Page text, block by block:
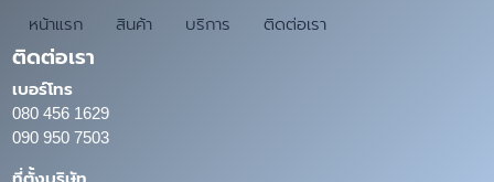
หน้าแรก สินค้า บริการ ติดต่อเรา
ติดต่อเรา
เบอร์โทร
080 456 1629
090 950 7503